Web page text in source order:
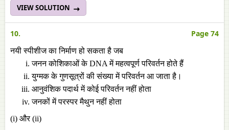
VIEW SOLUTION
10. Page 74
नयी स्पीशीज का निर्माण हो सकता है जब
जनन कोशिकाओं के DNA में महत्वपूर्ण परिवर्तन होते हैं
युग्मक के गुणसूत्रों की संख्या में परिवर्तन आ जाता है।
आनुवंशिक पदार्थ में कोई परिवर्तन नहीं होता
जनकों में परस्पर मैथुन नहीं होता
(i) और (ii)